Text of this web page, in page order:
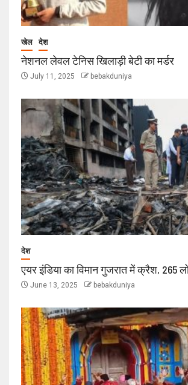
खेल देश
नेशनल लेवल टेनिस खिलाड़ी बेटी का मर्डर
July 11, 2025 bebakduniya
देश
एयर इंडिया का विमान गुजरात में क्रैश, 265
June 13, 2025 bebakduniya